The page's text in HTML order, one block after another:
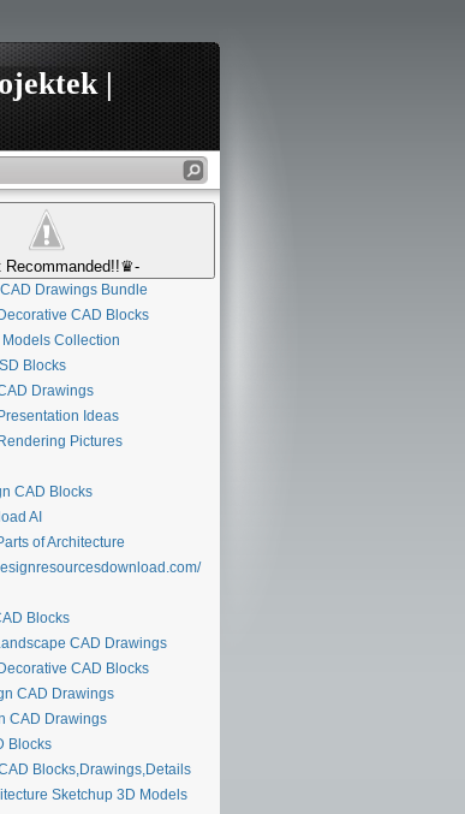
|
Drawings Bundle
CAD Blocks
Collection
Blocks
Drawings
Ideas
Pictures
CAD Blocks
AI
of Architecture
Blocks
CAD Drawings
CAD Blocks
CAD Drawings
CAD Drawings
Blocks
Blocks,Drawings,Details
Sketchup 3D Models